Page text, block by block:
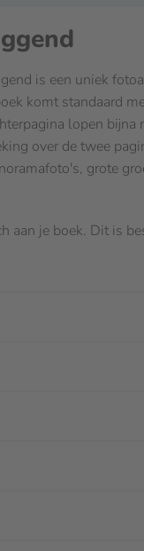
is een uniek
komt standaard
lopen bijna
over de twee
grote
aan je boek. Dit is